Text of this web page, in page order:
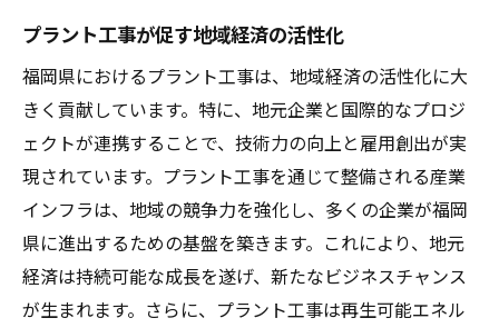
プラント工事が促す地域経済の活性化
福岡県におけるプラント工事は、地域経済の活性化に大
きく貢献しています。特に、地元企業と国際的なプロジ
ェクトが連携することで、技術力の向上と雇用創出が実
現されています。プラント工事を通じて整備される産業
インフラは、地域の競争力を強化し、多くの企業が福岡
県に進出するための基盤を築きます。これにより、地元
経済は持続可能な成長を遂げ、新たなビジネスチャンス
が生まれます。さらに、プラント工事は再生可能エネル